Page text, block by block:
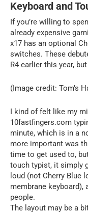
Keyboard and
If you’re willing to
already expensive
x17 has an optional
switches. These
R4 earlier this year,
(Image credit: Tom’s
I kind of felt like my
10fastfingers.com
minute, which is in a
more important was
time to get used to,
touch typist, it simply
loud (not Cherry Blue
membrane
people.
The layout may be a